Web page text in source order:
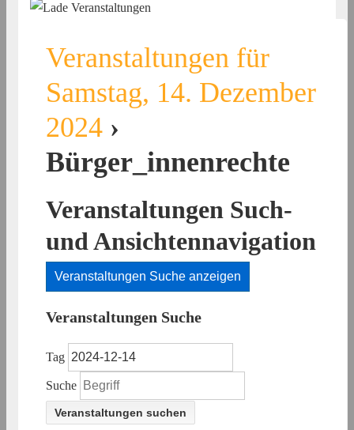
Veranstaltungen für
Samstag, 14. Dezember
2024 ›
Bürger_innenrechte
Veranstaltungen Such-
und Ansichtennavigation
Veranstaltungen Suche anzeigen
Veranstaltungen Suche
Tag
Suche